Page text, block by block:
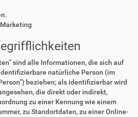
sind alle Informationen, die sich auf
natürliche Person (im
beziehen; als identifizierbar wird
die direkt oder indirekt,
zu einer Kennung wie einem
zu Standortdaten, zu einer Online-